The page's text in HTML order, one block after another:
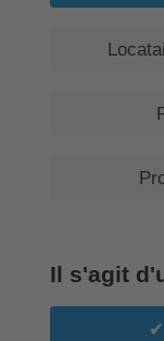
Il s'agit